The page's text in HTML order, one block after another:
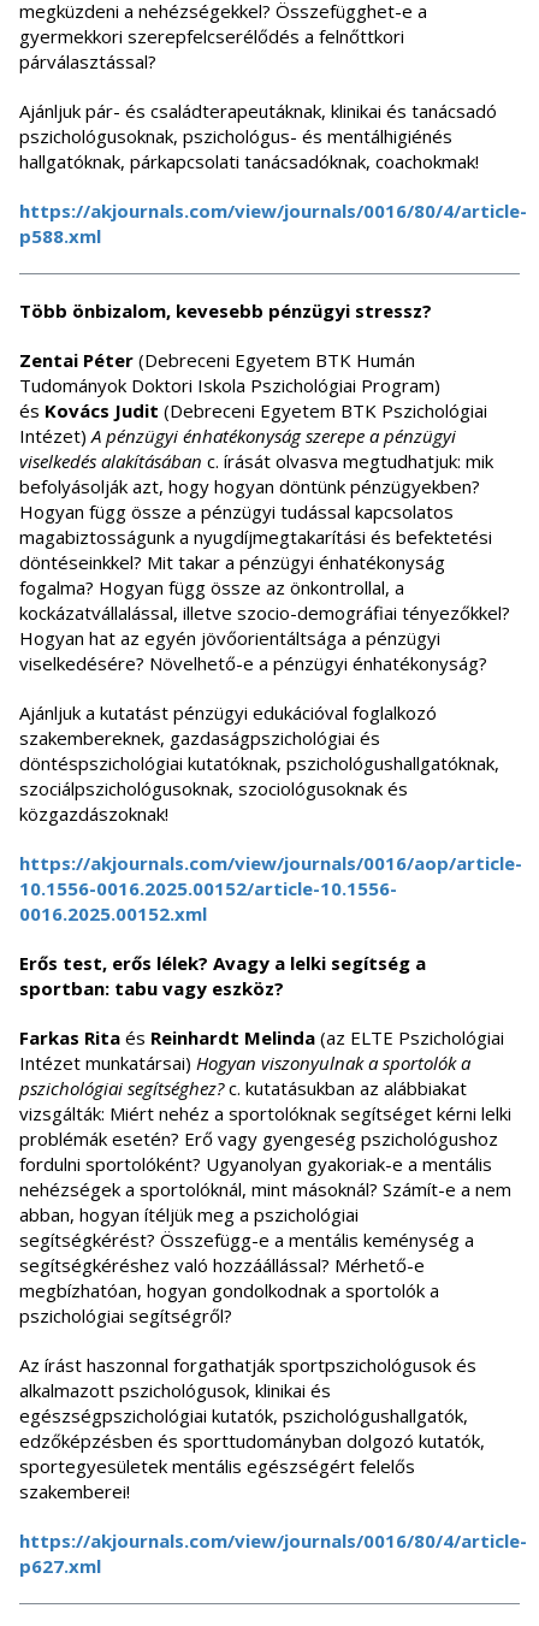
megküzdeni a nehézségekkel? Összefügghet-e a
gyermekkori szerepfelcserélődés a felnőttkori
párválasztással?
Ajánljuk pár- és családterapeutáknak, klinikai és tanácsadó
pszichológusoknak, pszichológus- és mentálhigiénés
hallgatóknak, párkapcsolati tanácsadóknak, coachokmak!
https://akjournals.com/view/journals/0016/80/4/article-
p588.xml
Több önbizalom, kevesebb pénzügyi stressz?
Zentai Péter (Debreceni Egyetem BTK Humán
Tudományok Doktori Iskola Pszichológiai Program)
és Kovács Judit (Debreceni Egyetem BTK Pszichológiai
Intézet) A pénzügyi énhatékonyság szerepe a pénzügyi
viselkedés alakításában c. írását olvasva megtudhatjuk: mik
befolyásolják azt, hogy hogyan döntünk pénzügyekben?
Hogyan függ össze a pénzügyi tudással kapcsolatos
magabiztosságunk a nyugdíjmegtakarítási és befektetési
döntéseinkkel? Mit takar a pénzügyi énhatékonyság
fogalma? Hogyan függ össze az önkontrollal, a
kockázatvállalással, illetve szocio-demográfiai tényezőkkel?
Hogyan hat az egyén jövőorientáltsága a pénzügyi
viselkedésére? Növelhető-e a pénzügyi énhatékonyság?
Ajánljuk a kutatást pénzügyi edukációval foglalkozó
szakembereknek, gazdaságpszichológiai és
döntéspszichológiai kutatóknak, pszichológushallgatóknak,
szociálpszichológusoknak, szociológusoknak és
közgazdászoknak!
https://akjournals.com/view/journals/0016/aop/article-
10.1556-0016.2025.00152/article-10.1556-
0016.2025.00152.xml
Erős test, erős lélek? Avagy a lelki segítség a
sportban: tabu vagy eszköz?
Farkas Rita és Reinhardt Melinda (az ELTE Pszichológiai
Intézet munkatársai) Hogyan viszonyulnak a sportolók a
pszichológiai segítséghez?c. kutatásukban az alábbiakat
vizsgálták: Miért nehéz a sportolóknak segítséget kérni lelki
problémák esetén? Erő vagy gyengeség pszichológushoz
fordulni sportolóként? Ugyanolyan gyakoriak-e a mentális
nehézségek a sportolóknál, mint másoknál? Számít-e a nem
abban, hogyan ítéljük meg a pszichológiai
segítségkérést? Összefügg-e a mentális keménység a
segítségkéréshez való hozzáállással? Mérhető-e
megbízhatóan, hogyan gondolkodnak a sportolók a
pszichológiai segítségről?
Az írást haszonnal forgathatják sportpszichológusok és
alkalmazott pszichológusok, klinikai és
egészségpszichológiai kutatók, pszichológushallgatók,
edzőképzésben és sporttudományban dolgozó kutatók,
sportegyesületek mentális egészségért felelős
szakemberei!
https://akjournals.com/view/journals/0016/80/4/article-
p627.xml